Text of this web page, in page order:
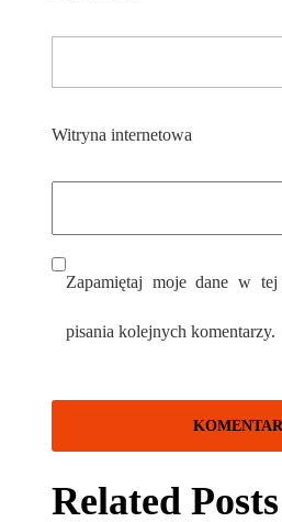
Witryna internetowa
Zapamiętaj moje dane w tej
pisania kolejnych komentarzy.
Related Posts